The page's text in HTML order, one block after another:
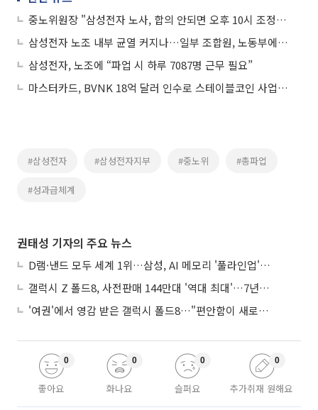
중노위원장 "삼성전자 노사, 합의 안되면 오후 10시 조정안 제시"
삼성전자 노조 내부 균열 커지나…일부 조합원, 노동부에 “절차 위반” 진정
삼성전자, 노조에 “파업 시 하루 7087명 근무 필요”
마스터카드, BVNK 18억 달러 인수로 스테이블코인 사업 본격 확장
#삼성전자 #삼성전자지부 #중노위 #총파업
#성과급체계
권태성 기자의 주요 뉴스
D램·낸드 모두 세계 1위…삼성, AI 메모리 '풀라인업'으로 승부
갤럭시 Z 폴드8, 사전판매 144만대 '역대 최대'…7년만에 갤노트10 기록 넘어
'여권'에서 영감 받은 갤럭시 폴드8…"편안함이 새로운 디자인 경쟁력"
좋아요
0
화나요
0
슬퍼요
0
추가취재 원해요
0